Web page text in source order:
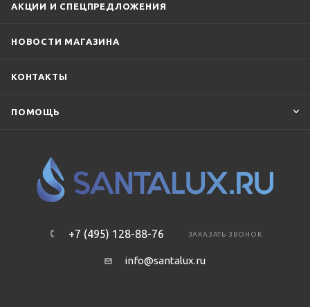
АКЦИИ И СПЕЦПРЕДЛОЖЕНИЯ
НОВОСТИ МАГАЗИНА
КОНТАКТЫ
ПОМОЩЬ
+7 (495) 128-88-76 ЗАКАЗАТЬ ЗВОНОК
info@santalux.ru